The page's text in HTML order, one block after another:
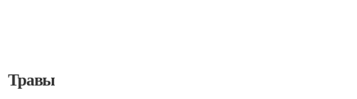
Травы